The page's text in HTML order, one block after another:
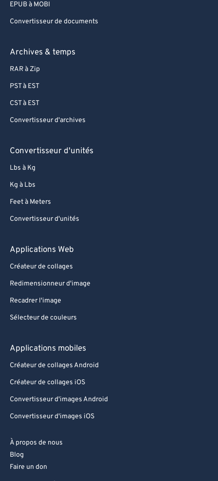
EPUB à MOBI
Convertisseur de documents
Archives & temps
RAR à Zip
PST à EST
CST à EST
Convertisseur d'archives
Convertisseur d'unités
Lbs à Kg
Kg à Lbs
Feet à Meters
Convertisseur d'unités
Applications Web
Créateur de collages
Redimensionneur d'image
Recadrer l'image
Sélecteur de couleurs
Applications mobiles
Créateur de collages Android
Créateur de collages iOS
Convertisseur d'images Android
Convertisseur d'images iOS
À propos de nous
Blog
Faire un don